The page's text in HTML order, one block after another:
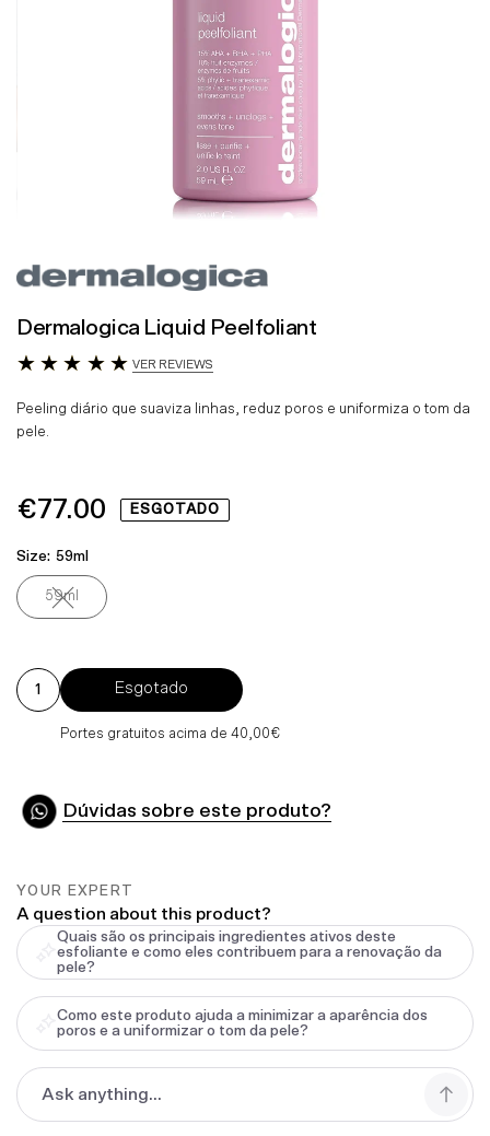
Dermalogica Liquid Peelfoliant
VER REVIEWS
Peeling diário que suaviza linhas, reduz poros e uniformiza o tom da
pele.
Preço
€77.00 ESGOTADO
Size: 59ml
59mlVariante esgotada ou indisponível
Esgotado
Portes gratuitos acima de 40,00€
Dúvidas sobre este produto?
YOUR EXPERT
A question about this product?
Quais são os principais ingredientes ativos deste
esfoliante e como eles contribuem para a renovação da
pele?
Como este produto ajuda a minimizar a aparência dos
poros e a uniformizar o tom da pele?